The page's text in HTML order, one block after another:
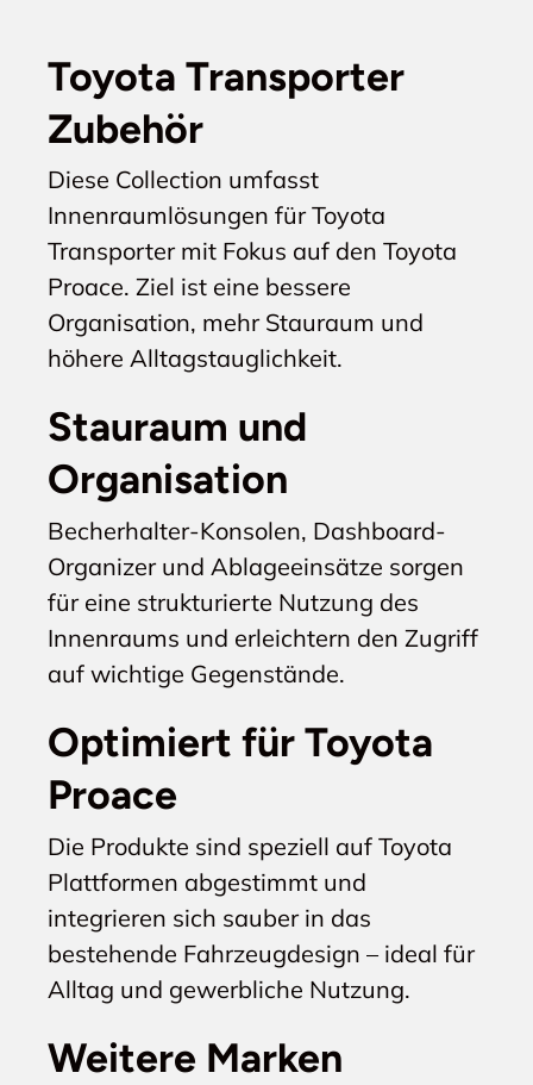
Toyota Transporter
Zubehör
Diese Collection umfasst
Innenraumlösungen für Toyota
Transporter mit Fokus auf den Toyota
Proace. Ziel ist eine bessere
Organisation, mehr Stauraum und
höhere Alltagstauglichkeit.
Stauraum und
Organisation
Becherhalter-Konsolen, Dashboard-
Organizer und Ablageeinsätze sorgen
für eine strukturierte Nutzung des
Innenraums und erleichtern den Zugriff
auf wichtige Gegenstände.
Optimiert für Toyota
Proace
Die Produkte sind speziell auf Toyota
Plattformen abgestimmt und
integrieren sich sauber in das
bestehende Fahrzeugdesign – ideal für
Alltag und gewerbliche Nutzung.
Weitere Marken